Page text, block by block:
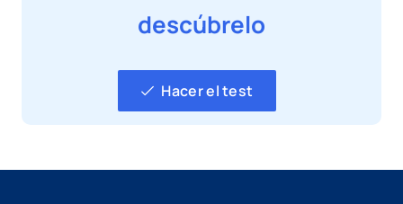
descúbrelo
Hacer el test